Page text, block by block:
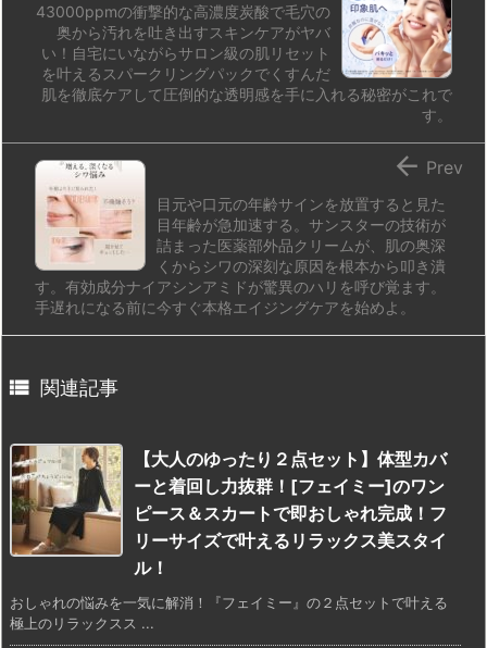
43000ppmの衝撃的な高濃度炭酸で毛穴の
奥から汚れを吐き出すスキンケアがヤバ
い！自宅にいながらサロン級の肌リセット
を叶えるスパークリングパックでくすんだ
肌を徹底ケアして圧倒的な透明感を手に入れる秘密がこれで
す。
目元や口元の年齢サインを放置すると見た
目年齢が急加速する。サンスターの技術が
詰まった医薬部外品クリームが、肌の奥深
くからシワの深刻な原因を根本から叩き潰
す。有効成分ナイアシンアミドが驚異のハリを呼び覚ます。
手遅れになる前に今すぐ本格エイジングケアを始めよ。
 Prev
 関連記事
【大人のゆったり２点セット】体型カバ
ーと着回し力抜群！[フェイミー]のワン
ピース＆スカートで即おしゃれ完成！フ
リーサイズで叶えるリラックス美スタイ
ル！
おしゃれの悩みを一気に解消！『フェイミー』の２点セットで叶える
極上のリラックスス ...